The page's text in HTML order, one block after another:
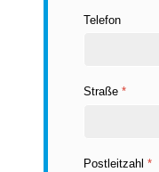
Telefon
Straße *
Postleitzahl *